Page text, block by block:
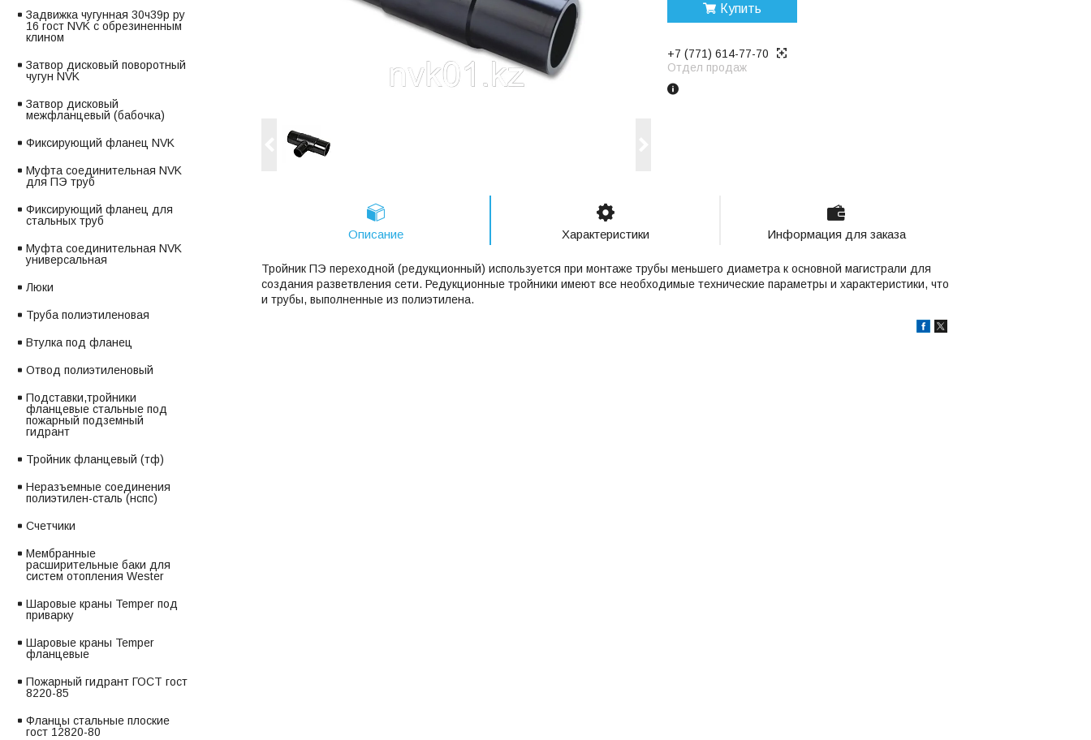
Купить
+7 (771) 614-77-70
Отдел продаж
Описание Характеристики Информация для заказа
Тройник ПЭ переходной (редукционный) используется при монтаже трубы меньшего диаметра к основной магистрали для
создания разветвления сети. Редукционные тройники имеют все необходимые технические параметры и характеристики, что
и трубы, выполненные из полиэтилена.
Задвижка чугунная 30ч39р ру
16 гост NVK с обрезиненным
клином
Затвор дисковый поворотный
чугун NVK
Затвор дисковый
межфланцевый (бабочка)
Фиксирующий фланец NVK
Муфта соединительная NVK
для ПЭ труб
Фиксирующий фланец для
стальных труб
Муфта соединительная NVK
универсальная
Люки
Труба полиэтиленовая
Втулка под фланец
Отвод полиэтиленовый
Подставки,тройники
фланцевые стальные под
пожарный подземный
гидрант
Тройник фланцевый (тф)
Неразъемные соединения
полиэтилен-сталь (нспс)
Счетчики
Мембранные
расширительные баки для
систем отопления Wester
Шаровые краны Temper под
приварку
Шаровые краны Temper
фланцевые
Пожарный гидрант ГОСТ гост
8220-85
Фланцы стальные плоские
гост 12820-80